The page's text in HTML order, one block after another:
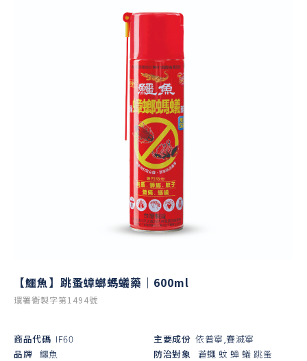
【鱷魚】跳蚤蟑螂螞蟻藥｜600ml
環署衛製字第1494號
商品代碼 IF60
品牌 鱷魚
主要成份 依普寧,賽滅寧
防治對象 蒼蠅 蚊 蟑 蟻 跳蚤